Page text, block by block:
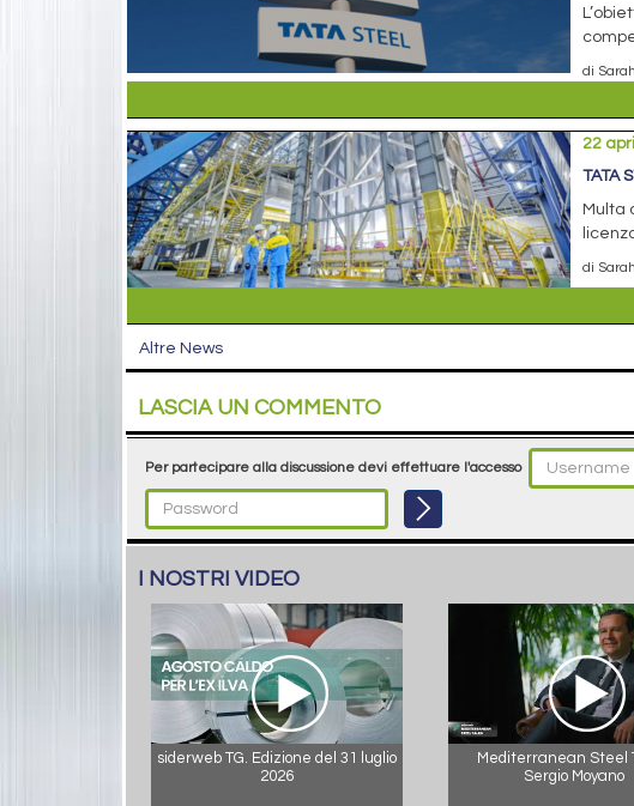
di
22
TATA
Multa
di
Altre News
LASCIA UN COMMENTO
Per partecipare alla discussione devi effettuare l'accesso
I NOSTRI VIDEO
siderweb TG. Edizione del 31 luglio
2026
Mediterranean Steel
Sergio Moyano